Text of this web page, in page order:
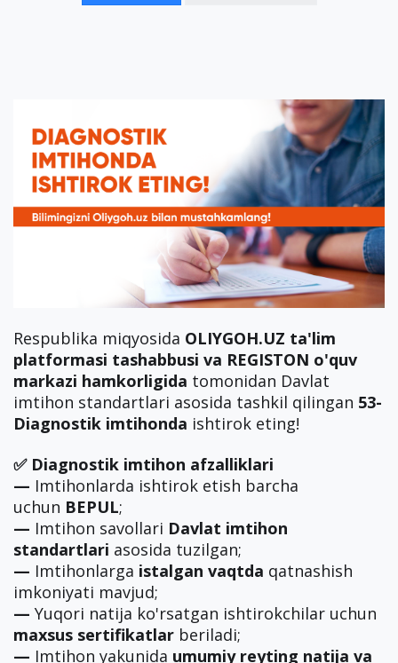
Respublika miqyosida OLIYGOH.UZ ta'lim
platformasi tashabbusi va REGISTON o'quv
markazi hamkorligida tomonidan Davlat
imtihon standartlari asosida tashkil qilingan 53-
Diagnostik imtihonda ishtirok eting!
✅ Diagnostik imtihon afzalliklari
— Imtihonlarda ishtirok etish barcha
uchun BEPUL;
— Imtihon savollari Davlat imtihon
standartlari asosida tuzilgan;
— Imtihonlarga istalgan vaqtda qatnashish
imkoniyati mavjud;
— Yuqori natija ko'rsatgan ishtirokchilar uchun
maxsus sertifikatlar beriladi;
— Imtihon yakunida umumiy reyting natija va